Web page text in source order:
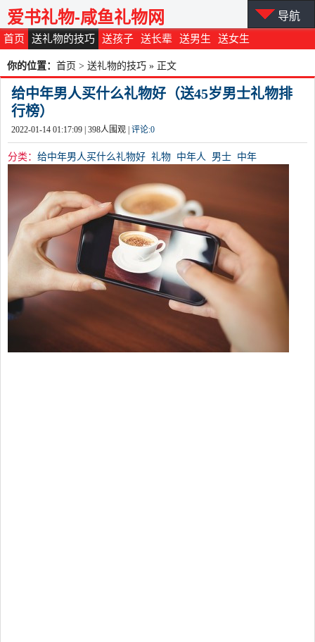
首页 送礼物的技巧 送孩子 送长辈 送男生 送女生
爱书礼物-咸鱼礼物网 导航
你的位置： 首页 > 送礼物的技巧 » 正文
给中年男人买什么礼物好（送45岁男士礼物排
行榜）
2022-01-14 01:17:09 | 398人围观 | 评论:0
分类： 给中年男人买什么礼物好 礼物 中年人 男士 中年